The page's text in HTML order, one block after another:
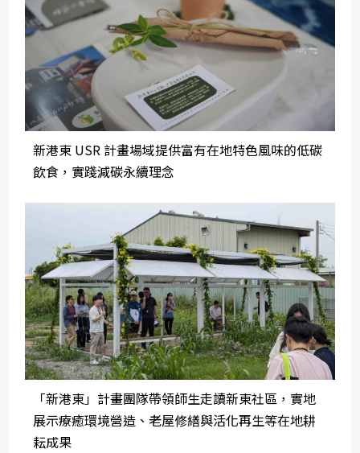
新港東 USR 計畫場域提供富有在地特色風味的低碳
飲食，實踐減碳永續理念
「新港東」計畫團隊帶領師生走讀新東社區，實地
展示療癒環境營造、老屋修繕與活化再生等在地耕
耘成果